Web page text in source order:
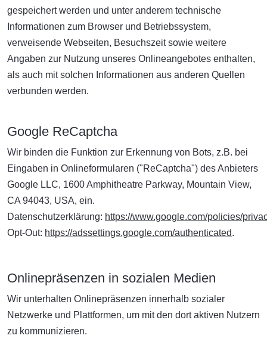
gespeichert werden und unter anderem technische
Informationen zum Browser und Betriebssystem,
verweisende Webseiten, Besuchszeit sowie weitere
Angaben zur Nutzung unseres Onlineangebotes enthalten,
als auch mit solchen Informationen aus anderen Quellen
verbunden werden.
Google ReCaptcha
Wir binden die Funktion zur Erkennung von Bots, z.B. bei
Eingaben in Onlineformularen ("ReCaptcha") des Anbieters
Google LLC, 1600 Amphitheatre Parkway, Mountain View,
CA 94043, USA, ein.
Datenschutzerklärung: https://www.google.com/policies/
Opt-Out: https://adssettings.google.com/authenticated.
Onlinepräsenzen in sozialen Medien
Wir unterhalten Onlinepräsenzen innerhalb sozialer
Netzwerke und Plattformen, um mit den dort aktiven Nutzern
zu kommunizieren.